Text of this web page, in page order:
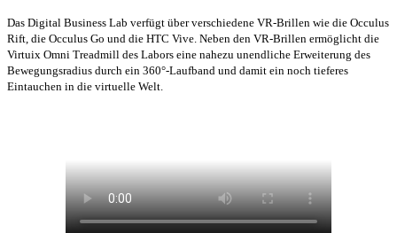
Das Digital Business Lab verfügt über verschiedene VR-Brillen wie die Occulus
Rift, die Occulus Go und die HTC Vive. Neben den VR-Brillen ermöglicht die
Virtuix Omni Treadmill des Labors eine nahezu unendliche Erweiterung des
Bewegungsradius durch ein 360°-Laufband und damit ein noch tieferes
Eintauchen in die virtuelle Welt.